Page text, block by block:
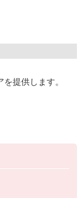
提供します。
し、